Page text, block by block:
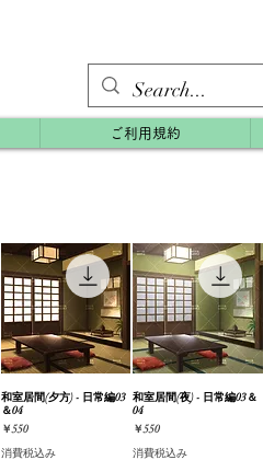
ご利用規約
クイックビュー
和室居間(夕方) - 日常編03
＆04
価格
￥550
消費税込み
クイックビュー
和室居間(夜) - 日常編03＆
04
価格
￥550
消費税込み